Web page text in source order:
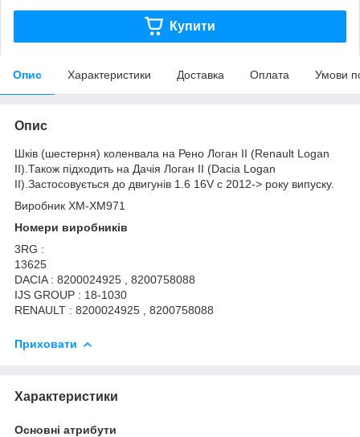
Купити
Опис Характеристики Доставка Оплата Умови
Опис
Шків (шестерня) коленвала на Рено Логан II (Renault Logan
II).Також підходить на Дачія Логан II (Dacia Logan
II).Застосовується до двигунів 1.6 16V c 2012-> року випуску.
Виробник XM-XM971
Номери виробників
3RG :
13625
DACIA : 8200024925 , 8200758088
IJS GROUP : 18-1030
RENAULT : 8200024925 , 8200758088
Приховати
Характеристики
Основні атрибути